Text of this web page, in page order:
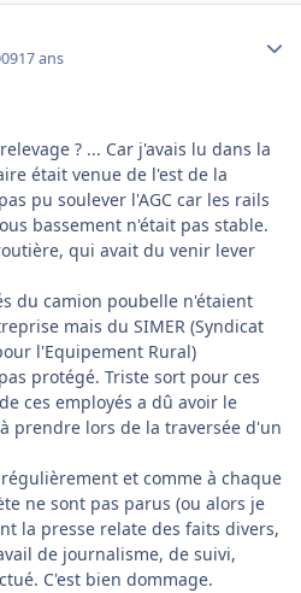
17 ans
? ... Car j'avais lu dans la
était venue de l'est de la
pu soulever l'AGC car les rails
bassement n'était pas stable.
qui avait du venir lever
du camion poubelle n'étaient
mais du SIMER (Syndicat
l'Equipement Rural)
protégé. Triste sort pour ces
ces employés a dû avoir le
prendre lors de la traversée d'un
et comme à chaque
ne sont pas parus (ou alors je
la presse relate des faits divers,
de journalisme, de suivi,
C'est bien dommage.